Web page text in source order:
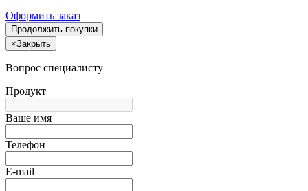
Оформить заказ
Продолжить покупки
×Закрыть
Вопрос специалисту
Продукт
Ваше имя
Телефон
E-mail